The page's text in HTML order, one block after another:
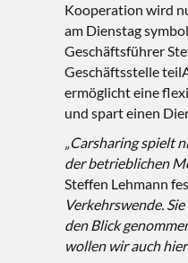
Kooperation wird
am Dienstag
Geschäftsführer
Geschäftsstelle
ermöglicht eine
und spart einen
„Carsharing spielt
der betrieblichen
Steffen Lehmann
Verkehrswende.
den Blick
wollen wir auch